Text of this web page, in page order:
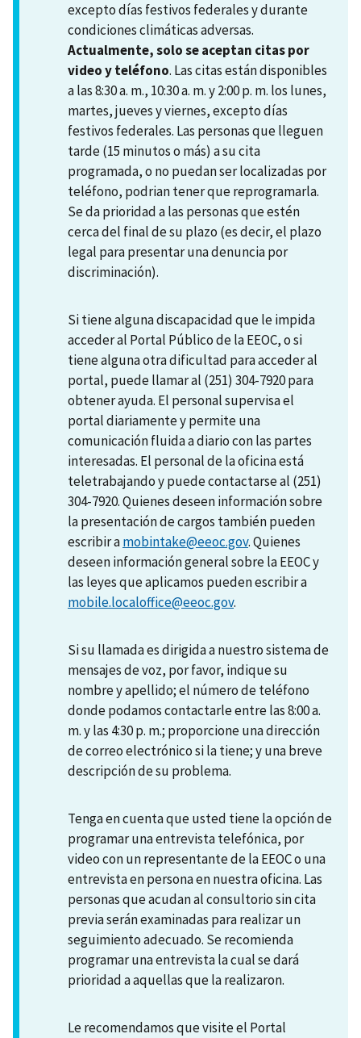
excepto días festivos federales y durante
condiciones climáticas adversas.
Actualmente, solo se aceptan citas por
video y teléfono. Las citas están disponibles
a las 8:30 a. m., 10:30 a. m. y 2:00 p. m. los lunes,
martes, jueves y viernes, excepto días
festivos federales. Las personas que lleguen
tarde (15 minutos o más) a su cita
programada, o no puedan ser localizadas por
teléfono, podrian tener que reprogramarla.
Se da prioridad a las personas que estén
cerca del final de su plazo (es decir, el plazo
legal para presentar una denuncia por
discriminación).
Si tiene alguna discapacidad que le impida
acceder al Portal Público de la EEOC, o si
tiene alguna otra dificultad para acceder al
portal, puede llamar al (251) 304-7920 para
obtener ayuda. El personal supervisa el
portal diariamente y permite una
comunicación fluida a diario con las partes
interesadas. El personal de la oficina está
teletrabajando y puede contactarse al (251)
304-7920. Quienes deseen información sobre
la presentación de cargos también pueden
escribir amobintake@eeoc.gov. Quienes
deseen información general sobre la EEOC y
las leyes que aplicamos pueden escribir a
mobile.localoffice@eeoc.gov.
Si su llamada es dirigida a nuestro sistema de
mensajes de voz, por favor, indique su
nombre y apellido; el número de teléfono
donde podamos contactarle entre las 8:00 a.
m. y las 4:30 p. m.; proporcione una dirección
de correo electrónico si la tiene; y una breve
descripción de su problema.
Tenga en cuenta que usted tiene la opción de
programar una entrevista telefónica, por
video con un representante de la EEOC o una
entrevista en persona en nuestra oficina. Las
personas que acudan al consultorio sin cita
previa serán examinadas para realizar un
seguimiento adecuado. Se recomienda
programar una entrevista la cual se dará
prioridad a aquellas que la realizaron.
Le recomendamos que visite el Portal